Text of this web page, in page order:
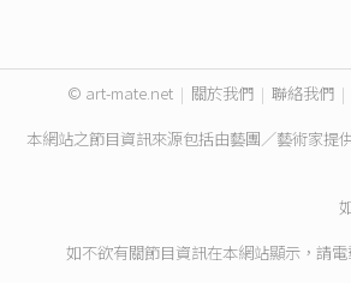
© art-mate.net | 關於我們 | 聯絡我們 |
本網站之節目資訊來源包括由藝團／藝術家提
如不欲有關節目資訊在本網站顯示，請